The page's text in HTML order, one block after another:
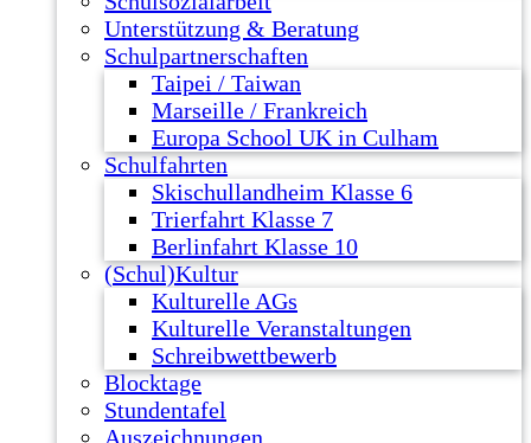
Unterstützung & Beratung
Schulpartnerschaften
Taipei / Taiwan
Marseille / Frankreich
Europa School UK in Culham
Schulfahrten
Skischullandheim Klasse 6
Trierfahrt Klasse 7
Berlinfahrt Klasse 10
(Schul)Kultur
Kulturelle AGs
Kulturelle Veranstaltungen
Schreibwettbewerb
Blocktage
Stundentafel
Auszeichnungen